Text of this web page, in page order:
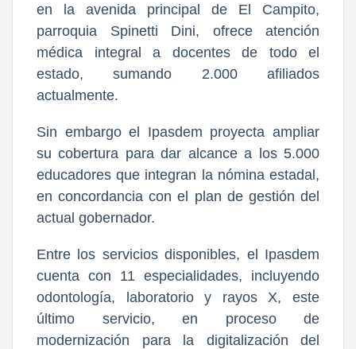
en la avenida principal de El Campito,
parroquia Spinetti Dini, ofrece atención
médica integral a docentes de todo el
estado, sumando 2.000 afiliados
actualmente.
Sin embargo el Ipasdem proyecta ampliar
su cobertura para dar alcance a los 5.000
educadores que integran la nómina estadal,
en concordancia con el plan de gestión del
actual gobernador.
Entre los servicios disponibles, el Ipasdem
cuenta con 11 especialidades, incluyendo
odontología, laboratorio y rayos X, este
último servicio, en proceso de
modernización para la digitalización del